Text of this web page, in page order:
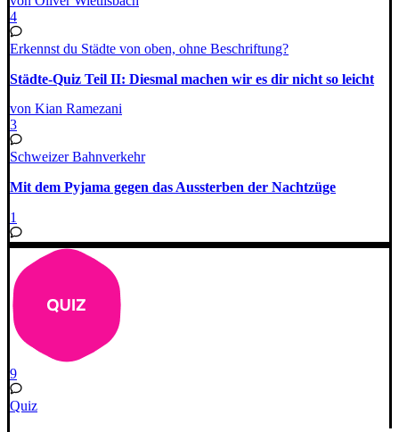
4
Erkennst du Städte von oben, ohne Beschriftung?
Städte-Quiz Teil II: Diesmal machen wir es dir nicht so leicht
von Kian Ramezani
3
Schweizer Bahnverkehr
Mit dem Pyjama gegen das Aussterben der Nachtzüge
1
9
Quiz